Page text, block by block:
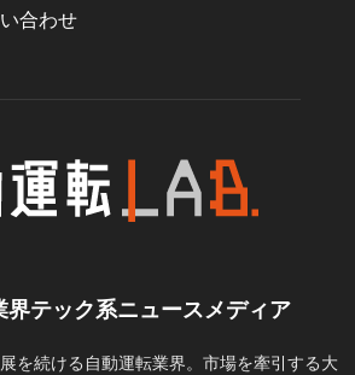
合わせ
界テック系ニュースメディア
を続ける自動運転業界。市場を牽引する大